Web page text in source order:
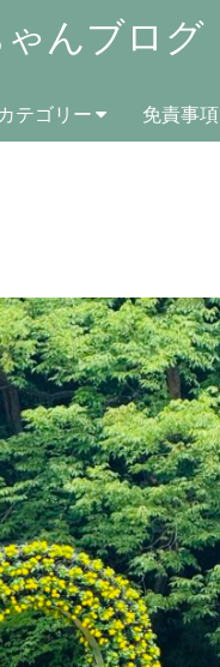
んブログ
カテゴリー 免責事項